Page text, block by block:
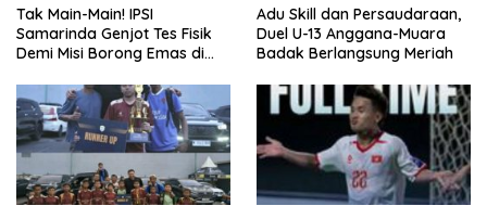
Tak Main-Main! IPSI
Samarinda Genjot Tes Fisik
Demi Misi Borong Emas di
Adu Skill dan Persaudaraan,
Duel U-13 Anggana-Muara
Badak Berlangsung Meriah